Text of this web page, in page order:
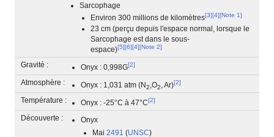
Sarcophage
Environ 300 millions de kilomètres[3][4][Note 1]
23 cm (perçu depuis l'espace normal, lorsque le
Sarcophage est dans le sous-
espace)[5][6][4][Note 2]
Gravité : Onyx : 0,998G[2]
Atmosphère : Onyx : 1,031 atm (N2 ,O2 , Ar)[2]
Température : Onyx : -25°C à 47°C[2]
Découverte :
Onyx
Mai 2491 (UNSC)